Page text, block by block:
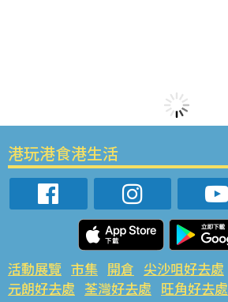
港玩港食港生活
活動展覽 市集 開倉 尖沙咀好去處
元朗好去處 荃灣好去處 旺角好去處